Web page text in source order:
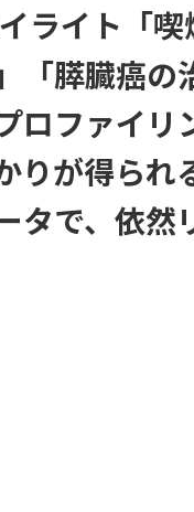
イト「喫
「膵臓癌の
ロファイリ
りが得られ
タで、依然